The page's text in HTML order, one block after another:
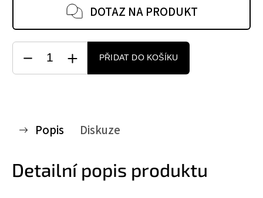
DOTAZ NA PRODUKT
PŘIDAT DO KOŠÍKU
Popis Diskuze
Detailní popis produktu